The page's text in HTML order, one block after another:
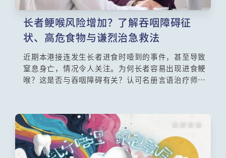
长者鲠喉风险增加？了解吞咽障碍征
状、高危食物与谦烈治急救法
近期本港接连发生长者进食时噎到的事件，甚至导致
窒息身亡，情况令人关注。为何长者容易出现进食鲠
喉？这是否与吞咽障碍有关？认可名册言语治疗师邝
力和力度便会减弱，大大增加鲠喉风险。